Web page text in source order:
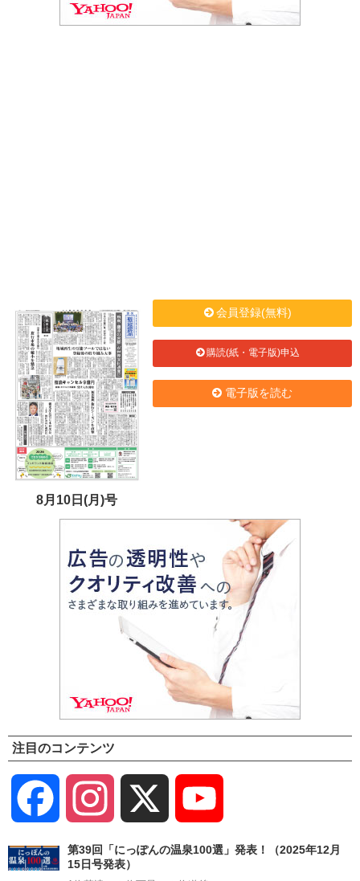
8月10日(月)号
会員登録(無料)
購読(紙・電子版)申込
電子版を読む
注目のコンテンツ
Facebook Instagram
Channel
第39回「にっぽんの温泉100選」発表！（2025年12月
15日号発表）